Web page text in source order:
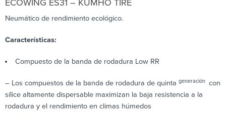
ECOWING ES31 – KUMHO TIRE
Neumático de rendimiento ecológico.
Características:
Compuesto de la banda de rodadura Low RR
– Los compuestos de la banda de rodadura de quinta generación con
sílice altamente dispersable maximizan la baja resistencia a la
rodadura y el rendimiento en climas húmedos